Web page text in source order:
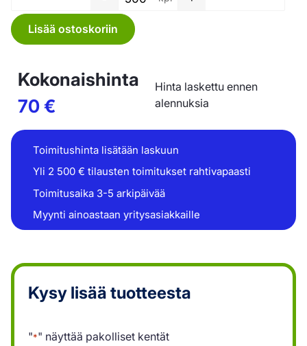
Henkselikassi - 30 L - LD
Lisää ostoskoriin
Kokonaishinta
70€
Hinta laskettu ennen
alennuksia
Toimitushinta lisätään laskuun
Yli 2 500 € tilausten toimitukset rahtivapaasti
Toimitusaika 3-5 arkipäivää
Myynti ainoastaan yritysasiakkaille
Kysy lisää tuotteesta
"*" näyttää pakolliset kentät